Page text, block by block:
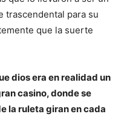
trascendental para su
que la suerte
dios era en realidad un
casino, donde se
la ruleta giran en cada